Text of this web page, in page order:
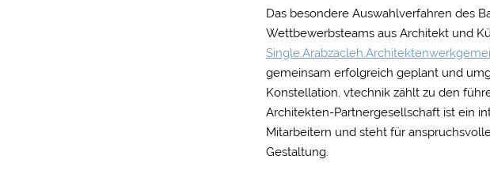
Das besondere Auswahlverfahren des
Wettbewerbsteams aus Architekt und
gemeinsam erfolgreich geplant und
Konstellation. vtechnik zählt zu den
Architekten-Partnergesellschaft ist ein
Mitarbeitern und steht für
Gestaltung.